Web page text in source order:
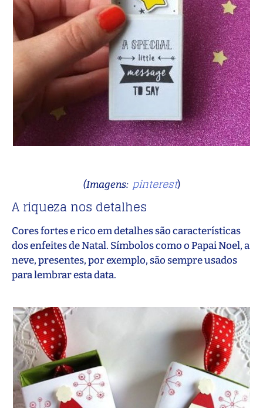
(Imagens: pinterest)
A riqueza nos detalhes
Cores fortes e rico em detalhes são características
dos enfeites de Natal. Símbolos como o Papai Noel, a
neve, presentes, por exemplo, são sempre usados
para lembrar esta data.